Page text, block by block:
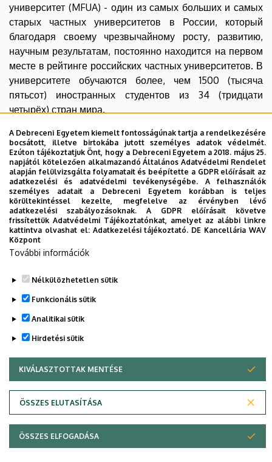
университет (MFUA) - один из самых больших и самых
старых частных университетов в России, который
благодаря своему чрезвычайному росту, развитию,
научным результатам, постоянно находится на первом
месте в рейтинге российских частных университетов. В
университете обучаются более, чем 1500 (тысяча
пятьсот) иностранных студентов из 34 (тридцати
четырёх) стран мира.
Присвоение профессору, доктору Алексею Забелину
звания Почётного Доктора (honoris causa) значительно
укрепит образовательный, исследовательский и
инновационный профиль Дебреценского Университета
и особенно Экономического факультета. Награждение
этим званием в большой мере увеличивает научный и
образовательный потенциал Дебреценского
Университета для мировой экономики, что особенно
важно в Евразийском регионе.
Legutóbb frissítve: 2021. 08. 18. 13:07
Adatvédelem
Adatkezelési nyilatkozat
A Debreceni Egyetem kiemelt fontosságúnak tartja a rendelkezésére
bocsátott, illetve birtokába jutott személyes adatok védelmét.
Ezúton tájékoztatjuk Önt, hogy a Debreceni Egyetem a 2018. május 25.
napjától kötelezően alkalmazandó Általános Adatvédelmi Rendelet
alapján felülvizsgálta folyamatait és beépítette a GDPR előírásait az
adatkezelési és adatvédelmi tevékenységébe. A felhasználók
személyes adatait a Debreceni Egyetem korábban is teljes
körültekintéssel kezelte, megfelelve az érvényben lévő
adatkezelési szabályozásoknak. A GDPR előírásait követve
frissítettük Adatvédelmi Tájékoztatónkat, amelyet az alábbi linkre
kattintva olvashat el: Adatkezelési tájékoztató. DE Kancellária WAV
Központ
További információk
Nélkülözhetetlen sütik
Funkcionális sütik
Analitikai sütik
Hirdetési sütik
KIVÁLASZTOTTAK MENTÉSE
ÖSSZES ELUTASÍTÁSA
WITHDRAW CONSENT
ÖSSZES ELFOGADÁSA